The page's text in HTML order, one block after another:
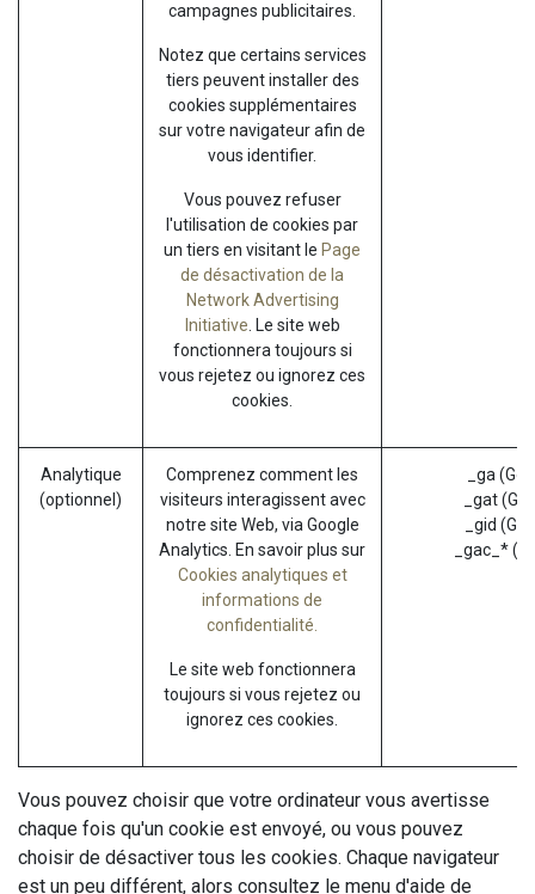
campagnes publicitaires.
Notez que certains services
tiers peuvent installer des
cookies supplémentaires
sur votre navigateur afin de
vous identifier.
Vous pouvez refuser
l'utilisation de cookies par
un tiers en visitant le Page
de désactivation de la
Network Advertising
Initiative . Le site web
fonctionnera toujours si
vous rejetez ou ignorez ces
cookies.
Analytique
(optionnel)
Comprenez comment les
visiteurs interagissent avec
notre site Web, via Google
Analytics. En savoir plus sur
Cookies analytiques et
informations de
confidentialité.
Le site web fonctionnera
toujours si vous rejetez ou
ignorez ces cookies.
_ga
_gat
_gid
_gac_*
Vous pouvez choisir que votre ordinateur vous avertisse
chaque fois qu'un cookie est envoyé, ou vous pouvez
choisir de désactiver tous les cookies. Chaque navigateur
est un peu différent, alors consultez le menu d'aide de